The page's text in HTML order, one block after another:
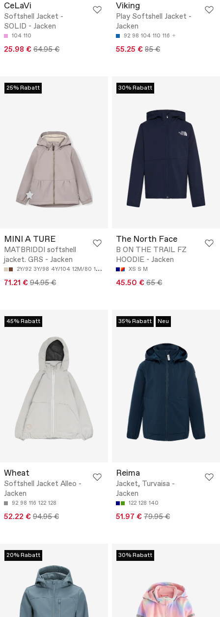
CeLaVi
Softshell Jacket -
SOLID - Jacken
104 110
25.98 € 64.95 €
Viking
Play Softshell Jacket -
Jacken
92 98 104 110 116
55.25 € 85 €
25% Rabatt
MINI A TURE
MATBRIDDI softshell
jacket. GRS - Jacken
2Y/92 3Y/98 4Y/104 12M/80 18M/86
71.21 € 94.95 €
30% Rabatt
The North Face
B ON THE TRAIL FZ
HOODIE - Jacken
XS S M
45.50 € 65 €
45% Rabatt
Wheat
Softshell Jacket Alleo -
Jacken
92 98 116 122 128
52.22 € 94.95 €
35% Rabatt Neu
Reima
Jacket, Turvaisa -
Jacken
122 128 140
51.97 € 79.95 €
20% Rabatt 30% Rabatt